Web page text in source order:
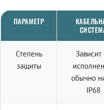
ПАРАМЕТР
Степень
защиты
Зависит
обычно
IP68